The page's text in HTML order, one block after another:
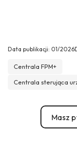
Data publikacji: 01/2026
Centrala FPM+
Centrala sterująca
Masz